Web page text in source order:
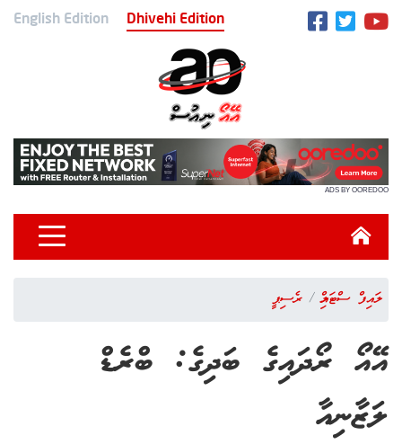
English Edition Dhivehi Edition
ADS BY OOREDOO
ލައިފް ސްޓައިލް ރެސިޕީ
އޭއޯ ރޯދައިގެ ބަދިގެ: ބްރެޑް
ލަޒާނިއާ